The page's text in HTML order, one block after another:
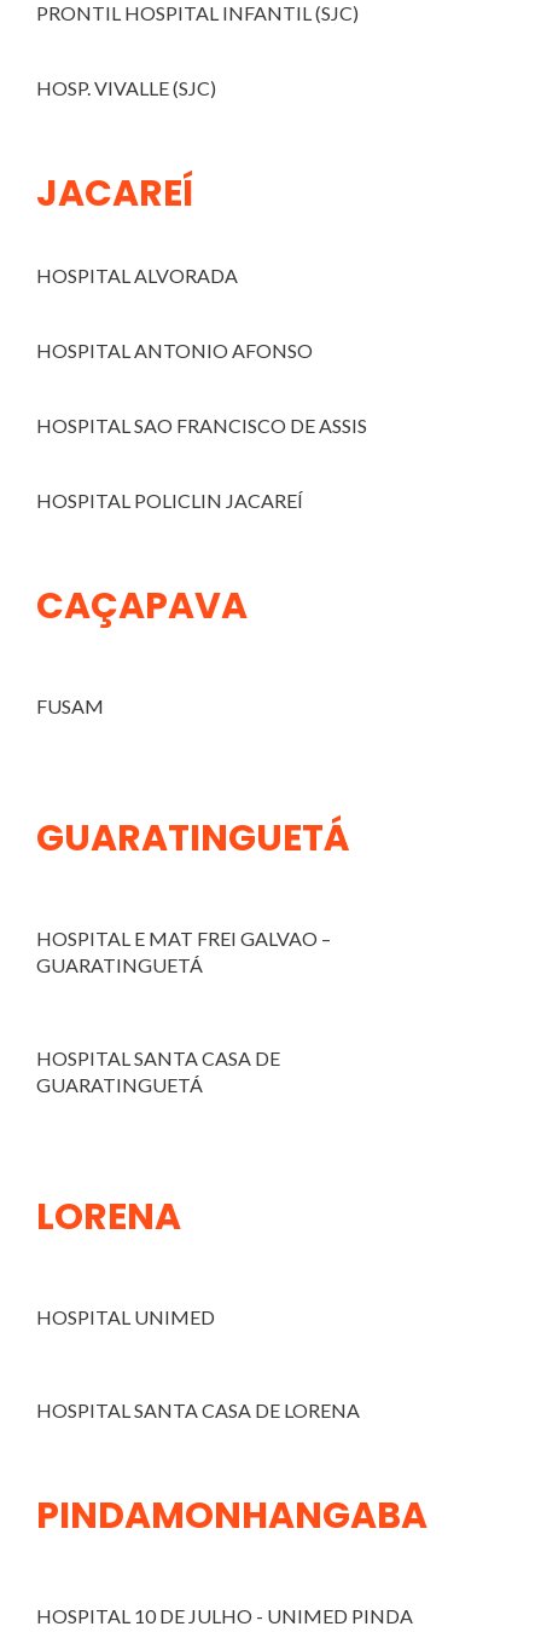
PRONTIL HOSPITAL INFANTIL (SJC)
HOSP. VIVALLE (SJC)
JACAREÍ
HOSPITAL ALVORADA
HOSPITAL ANTONIO AFONSO
HOSPITAL SAO FRANCISCO DE ASSIS
HOSPITAL POLICLIN JACAREÍ
CAÇAPAVA
FUSAM
GUARATINGUETÁ
HOSPITAL E MAT FREI GALVAO –
GUARATINGUETÁ
HOSPITAL SANTA CASA DE
GUARATINGUETÁ
LORENA
HOSPITAL UNIMED
HOSPITAL SANTA CASA DE LORENA
PINDAMONHANGABA
HOSPITAL 10 DE JULHO - UNIMED PINDA